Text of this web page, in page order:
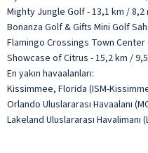
Mighty Jungle Golf - 13,1 km / 8,2
Bonanza Golf & Gifts Mini Golf
Flamingo Crossings Town Center
Showcase of Citrus - 15,2 km /
En yakın havaalanları:
Kissimmee, Florida (ISM-
Orlando Uluslararası Havaalanı
Lakeland Uluslararası Havalimanı